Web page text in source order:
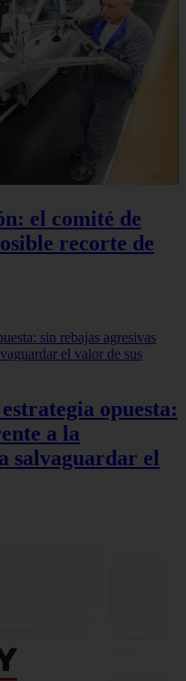
el comité de
recorte de
opuesta:
a la
salvaguardar el